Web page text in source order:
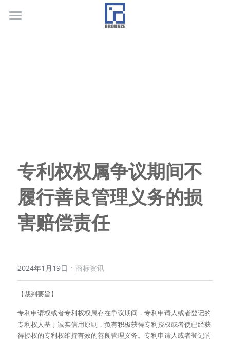
行业新闻
专利权权属争议期间不
履行善良管理义务的损
害赔偿责任
2024年1月19日 · 商标资讯
【裁判要旨】
专利申请权或者专利权权属存在争议期间，专利申请人或者登记的
专利权人基于诚实信用原则，负有积极获得专利授权或者使已经获
得授权的专利权维持有效的善良管理义务。专利申请人或者登记的